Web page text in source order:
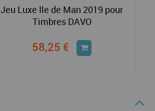
Jeu Luxe Ile de Man 2019 pour
Timbres DAVO
58,25 €